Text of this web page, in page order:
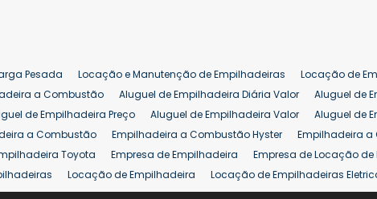
Empilhadeira 25 ton Empilhadeira a Combustão 25 ton
Preço de
Pesada Locação e Manutenção de Empilhadeiras
Locação de
a Combustão Aluguel de Empilhadeira Diária Valor
Aluguel de
de Empilhadeira Preço Aluguel de Empilhadeira Valor
Aluguel de
a Combustão Empilhadeira a Combustão Hyster
Empilhadeira a
Toyota Empresa de Empilhadeira
Empresa de Locação
Locação de Empilhadeira
Locação de Empilhadeiras
Locação Empilhadeira para Mercados
Manutenção de Empilhadeiras